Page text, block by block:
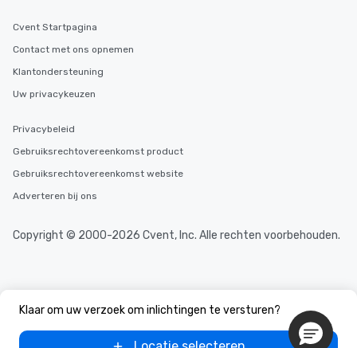
Klaar om uw verzoek om inlichtingen te versturen?
Cvent Startpagina
Contact met ons opnemen
Klantondersteuning
Uw privacykeuzen
Privacybeleid
Gebruiksrechtovereenkomst product
Gebruiksrechtovereenkomst website
Adverteren bij ons
Copyright © 2000-2026 Cvent, Inc. Alle rechten voorbehouden.